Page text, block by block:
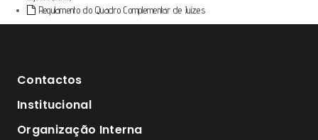
Regulamento do Quadro Complementar de Juízes
Contactos
Institucional
Organização Interna